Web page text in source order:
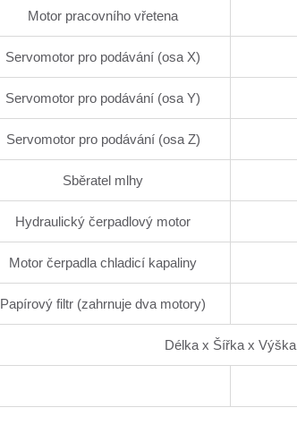
Motor pracovního vřetena
Servomotor pro podávání (osa X)
Servomotor pro podávání (osa Y)
Servomotor pro podávání (osa Z)
Sběratel mlhy
Hydraulický čerpadlový motor
Motor čerpadla chladicí kapaliny
Papírový filtr (zahrnuje dva motory)
Délka x Šířka x Výška